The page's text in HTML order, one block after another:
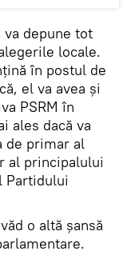
va depune tot
locale.
în postul de
el va avea și
PSRM în
ales dacă va
de primar al
al principalului
Partidului
o altă șansă